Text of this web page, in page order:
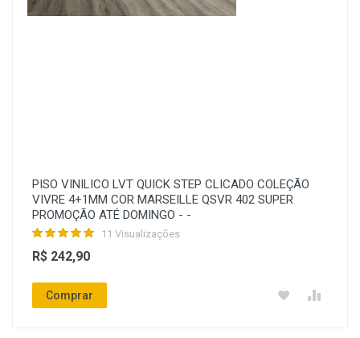
PISO VINILICO LVT QUICK STEP CLICADO COLEÇÃO
VIVRE 4+1MM COR MARSEILLE QSVR 402 SUPER
PROMOÇÃO ATÉ DOMINGO - -
11 Visualizações
R$ 242,90
Comprar